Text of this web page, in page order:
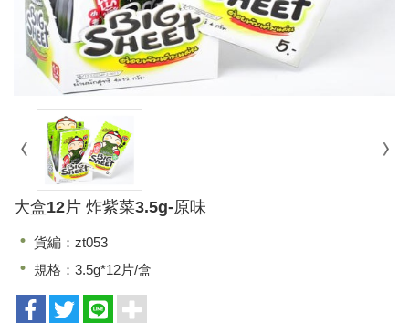
大盒12片 炸紫菜3.5g-原味
貨編：zt053
規格：3.5g*12片/盒